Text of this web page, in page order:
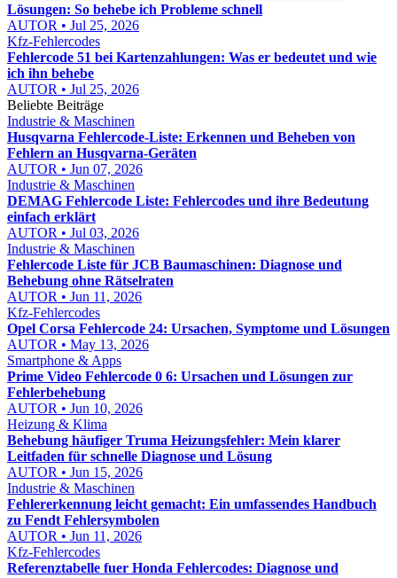
Lösungen: So behebe ich Probleme schnell
AUTOR • Jul 25, 2026
Kfz-Fehlercodes
Fehlercode 51 bei Kartenzahlungen: Was er bedeutet und wie
ich ihn behebe
AUTOR • Jul 25, 2026
Beliebte Beiträge
Industrie & Maschinen
Husqvarna Fehlercode-Liste: Erkennen und Beheben von
Fehlern an Husqvarna-Geräten
AUTOR • Jun 07, 2026
Industrie & Maschinen
DEMAG Fehlercode Liste: Fehlercodes und ihre Bedeutung
einfach erklärt
AUTOR • Jul 03, 2026
Industrie & Maschinen
Fehlercode Liste für JCB Baumaschinen: Diagnose und
Behebung ohne Rätselraten
AUTOR • Jun 11, 2026
Kfz-Fehlercodes
Opel Corsa Fehlercode 24: Ursachen, Symptome und Lösungen
AUTOR • May 13, 2026
Smartphone & Apps
Prime Video Fehlercode 0 6: Ursachen und Lösungen zur
Fehlerbehebung
AUTOR • Jun 10, 2026
Heizung & Klima
Behebung häufiger Truma Heizungsfehler: Mein klarer
Leitfaden für schnelle Diagnose und Lösung
AUTOR • Jun 15, 2026
Industrie & Maschinen
Fehlererkennung leicht gemacht: Ein umfassendes Handbuch
zu Fendt Fehlersymbolen
AUTOR • Jun 11, 2026
Kfz-Fehlercodes
Referenztabelle fuer Honda Fehlercodes: Diagnose und